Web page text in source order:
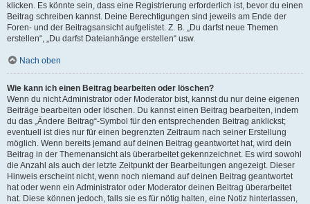
klicken. Es könnte sein, dass eine Registrierung erforderlich ist, bevor du einen
Beitrag schreiben kannst. Deine Berechtigungen sind jeweils am Ende der
Foren- und der Beitragsansicht aufgelistet. Z. B. „Du darfst neue Themen
erstellen“, „Du darfst Dateianhänge erstellen“ usw.
Nach oben
Wie kann ich einen Beitrag bearbeiten oder löschen?
Wenn du nicht Administrator oder Moderator bist, kannst du nur deine eigenen
Beiträge bearbeiten oder löschen. Du kannst einen Beitrag bearbeiten, indem
du das „Ändere Beitrag“-Symbol für den entsprechenden Beitrag anklickst;
eventuell ist dies nur für einen begrenzten Zeitraum nach seiner Erstellung
möglich. Wenn bereits jemand auf deinen Beitrag geantwortet hat, wird dein
Beitrag in der Themenansicht als überarbeitet gekennzeichnet. Es wird sowohl
die Anzahl als auch der letzte Zeitpunkt der Bearbeitungen angezeigt. Dieser
Hinweis erscheint nicht, wenn noch niemand auf deinen Beitrag geantwortet
hat oder wenn ein Administrator oder Moderator deinen Beitrag überarbeitet
hat. Diese können jedoch, falls sie es für nötig halten, eine Notiz hinterlassen,